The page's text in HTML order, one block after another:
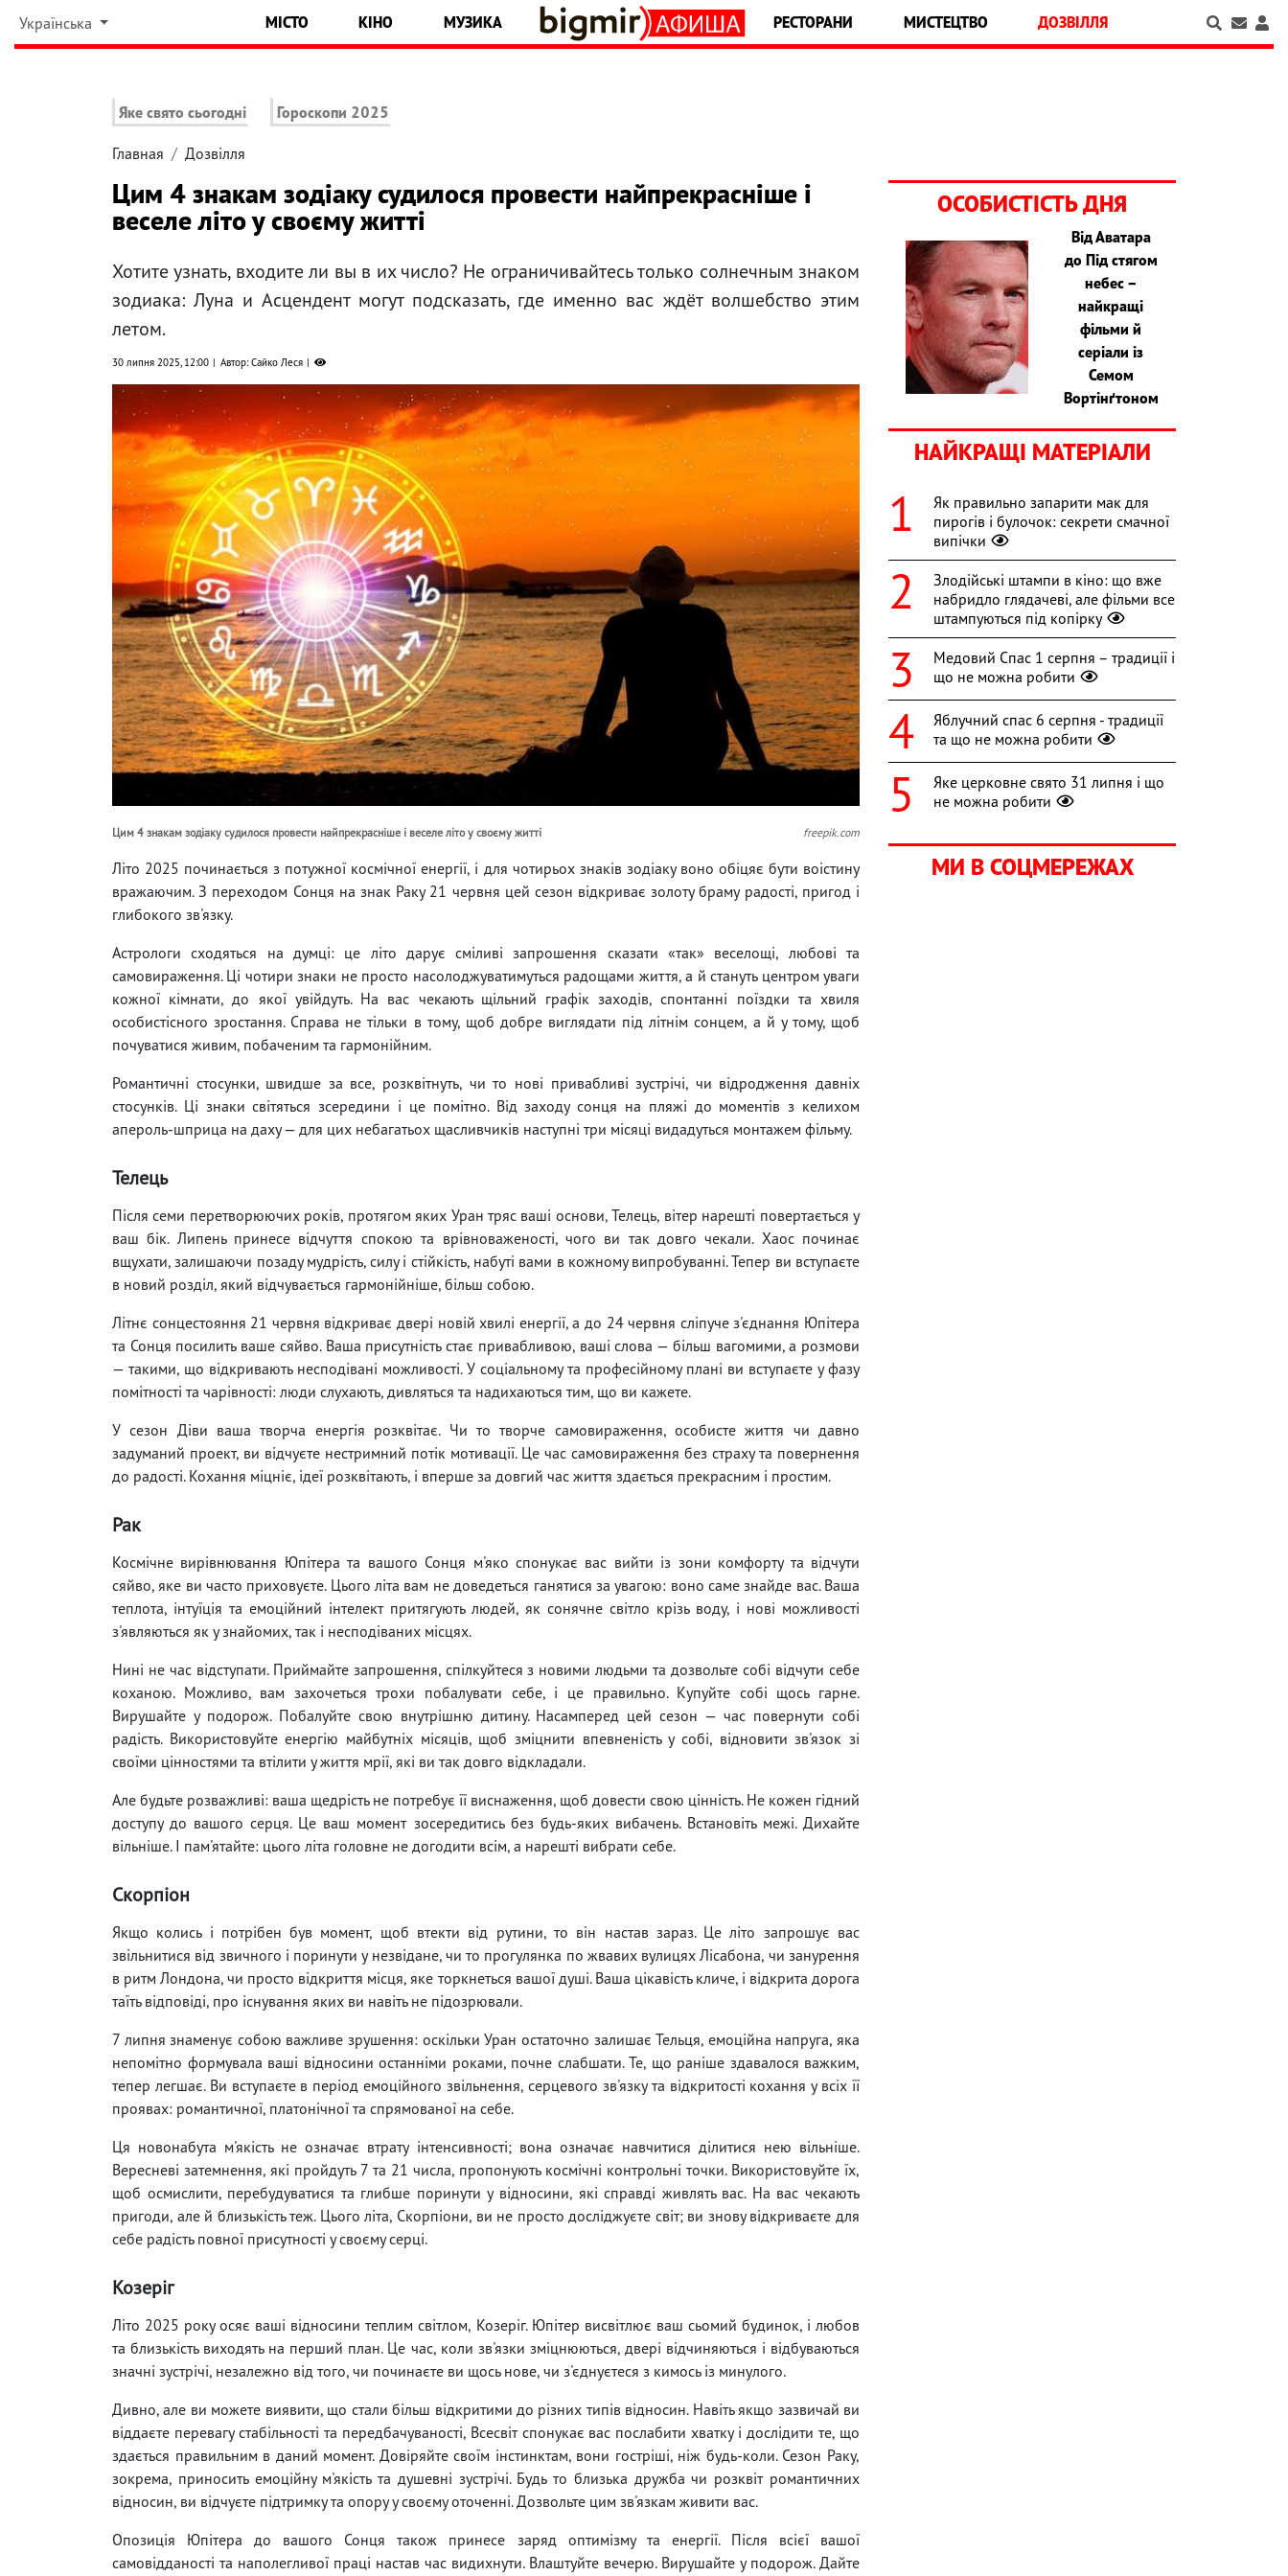
Українська МІСТО КІНО МУЗИКА РЕСТОРАНИ МИСТЕЦТВО ДОЗВІЛЛЯ
Яке свято сьогодні Гороскопи 2025
Главная Дозвілля
Цим 4 знакам зодіаку судилося провести найпрекрасніше і
веселе літо у своєму житті
Хотите узнать, входите ли вы в их число? Не ограничивайтесь только солнечным знаком
зодиака: Луна и Асцендент могут подсказать, где именно вас ждёт волшебство этим
летом.
30 липня 2025, 12:00 Автор: Сайко Леся
Цим 4 знакам зодіаку судилося провести найпрекрасніше і веселе літо у своєму житті freepik.com
Літо 2025 починається з потужної космічної енергії, і для чотирьох знаків зодіаку воно обіцяє бути воістину
вражаючим. З переходом Сонця на знак Раку 21 червня цей сезон відкриває золоту браму радості, пригод і
глибокого зв'язку.
Астрологи сходяться на думці: це літо дарує сміливі запрошення сказати «так» веселощі, любові та
самовираження. Ці чотири знаки не просто насолоджуватимуться радощами життя, а й стануть центром уваги
кожної кімнати, до якої увійдуть. На вас чекають щільний графік заходів, спонтанні поїздки та хвиля
особистісного зростання. Справа не тільки в тому, щоб добре виглядати під літнім сонцем, а й у тому, щоб
почуватися живим, побаченим та гармонійним.
Романтичні стосунки, швидше за все, розквітнуть, чи то нові привабливі зустрічі, чи відродження давніх
стосунків. Ці знаки світяться зсередини і це помітно. Від заходу сонця на пляжі до моментів з келихом
апероль-шприца на даху — для цих небагатьох щасливчиків наступні три місяці видадуться монтажем фільму.
Телець
Після семи перетворюючих років, протягом яких Уран тряс ваші основи, Телець, вітер нарешті повертається у
ваш бік. Липень принесе відчуття спокою та врівноваженості, чого ви так довго чекали. Хаос починає
вщухати, залишаючи позаду мудрість, силу і стійкість, набуті вами в кожному випробуванні. Тепер ви вступаєте
в новий розділ, який відчувається гармонійніше, більш собою.
Літнє сонцестояння 21 червня відкриває двері новій хвилі енергії, а до 24 червня сліпуче з'єднання Юпітера
та Сонця посилить ваше сяйво. Ваша присутність стає привабливою, ваші слова — більш вагомими, а розмови
— такими, що відкривають несподівані можливості. У соціальному та професійному плані ви вступаєте у фазу
помітності та чарівності: люди слухають, дивляться та надихаються тим, що ви кажете.
У сезон Діви ваша творча енергія розквітає. Чи то творче самовираження, особисте життя чи давно
задуманий проект, ви відчуєте нестримний потік мотивації. Це час самовираження без страху та повернення
до радості. Кохання міцніє, ідеї розквітають, і вперше за довгий час життя здається прекрасним і простим.
Рак
Космічне вирівнювання Юпітера та вашого Сонця м'яко спонукає вас вийти із зони комфорту та відчути
сяйво, яке ви часто приховуєте. Цього літа вам не доведеться ганятися за увагою: воно саме знайде вас. Ваша
теплота, інтуїція та емоційний інтелект притягують людей, як сонячне світло крізь воду, і нові можливості
з'являються як у знайомих, так і несподіваних місцях.
Нині не час відступати. Приймайте запрошення, спілкуйтеся з новими людьми та дозвольте собі відчути себе
коханою. Можливо, вам захочеться трохи побалувати себе, і це правильно. Купуйте собі щось гарне.
Вирушайте у подорож. Побалуйте свою внутрішню дитину. Насамперед цей сезон — час повернути собі
радість. Використовуйте енергію майбутніх місяців, щоб зміцнити впевненість у собі, відновити зв'язок зі
своїми цінностями та втілити у життя мрії, які ви так довго відкладали.
Але будьте розважливі: ваша щедрість не потребує її виснаження, щоб довести свою цінність. Не кожен гідний
доступу до вашого серця. Це ваш момент зосередитись без будь-яких вибачень. Встановіть межі. Дихайте
вільніше. І пам'ятайте: цього літа головне не догодити всім, а нарешті вибрати себе.
Скорпіон
Якщо колись і потрібен був момент, щоб втекти від рутини, то він настав зараз. Це літо запрошує вас
звільнитися від звичного і поринути у незвідане, чи то прогулянка по жвавих вулицях Лісабона, чи занурення
в ритм Лондона, чи просто відкриття місця, яке торкнеться вашої душі. Ваша цікавість кличе, і відкрита дорога
таїть відповіді, про існування яких ви навіть не підозрювали.
7 липня знаменує собою важливе зрушення: оскільки Уран остаточно залишає Тельця, емоційна напруга, яка
непомітно формувала ваші відносини останніми роками, почне слабшати. Те, що раніше здавалося важким,
тепер легшає. Ви вступаєте в період емоційного звільнення, серцевого зв'язку та відкритості кохання у всіх її
проявах: романтичної, платонічної та спрямованої на себе.
Ця новонабута м'якість не означає втрату інтенсивності; вона означає навчитися ділитися нею вільніше.
Вересневі затемнення, які пройдуть 7 та 21 числа, пропонують космічні контрольні точки. Використовуйте їх,
щоб осмислити, перебудуватися та глибше поринути у відносини, які справді живлять вас. На вас чекають
пригоди, але й близькість теж. Цього літа, Скорпіони, ви не просто досліджуєте світ; ви знову відкриваєте для
себе радість повної присутності у своєму серці.
Козеріг
Літо 2025 року осяє ваші відносини теплим світлом, Козеріг. Юпітер висвітлює ваш сьомий будинок, і любов
та близькість виходять на перший план. Це час, коли зв'язки зміцнюються, двері відчиняються і відбуваються
значні зустрічі, незалежно від того, чи починаєте ви щось нове, чи з'єднуєтеся з кимось із минулого.
Дивно, але ви можете виявити, що стали більш відкритими до різних типів відносин. Навіть якщо зазвичай ви
віддаєте перевагу стабільності та передбачуваності, Всесвіт спонукає вас послабити хватку і дослідити те, що
здається правильним в даний момент. Довіряйте своїм інстинктам, вони гостріші, ніж будь-коли. Сезон Раку,
зокрема, приносить емоційну м'якість та душевні зустрічі. Будь то близька дружба чи розквіт романтичних
відносин, ви відчуєте підтримку та опору у своєму оточенні. Дозвольте цим зв'язкам живити вас.
Опозиція Юпітера до вашого Сонця також принесе заряд оптимізму та енергії. Після всієї вашої
самовідданості та наполегливої праці настав час видихнути. Влаштуйте вечерю. Вирушайте у подорож. Дайте
ОСОБИСТІСТЬ ДНЯ
Від Аватара
до Під стягом
небес –
найкращі
фільми й
серіали із
Семом
Вортінґтоном
НАЙКРАЩІ МАТЕРІАЛИ
Як правильно запарити мак для
пирогів і булочок: секрети смачної
випічки
Злодійські штампи в кіно: що вже
набридло глядачеві, але фільми все
штампуються під копірку
Медовий Спас 1 серпня – традиції і
що не можна робити
Яблучний спас 6 серпня - традиції
та що не можна робити
Яке церковне свято 31 липня і що
не можна робити
МИ В СОЦМЕРЕЖАХ